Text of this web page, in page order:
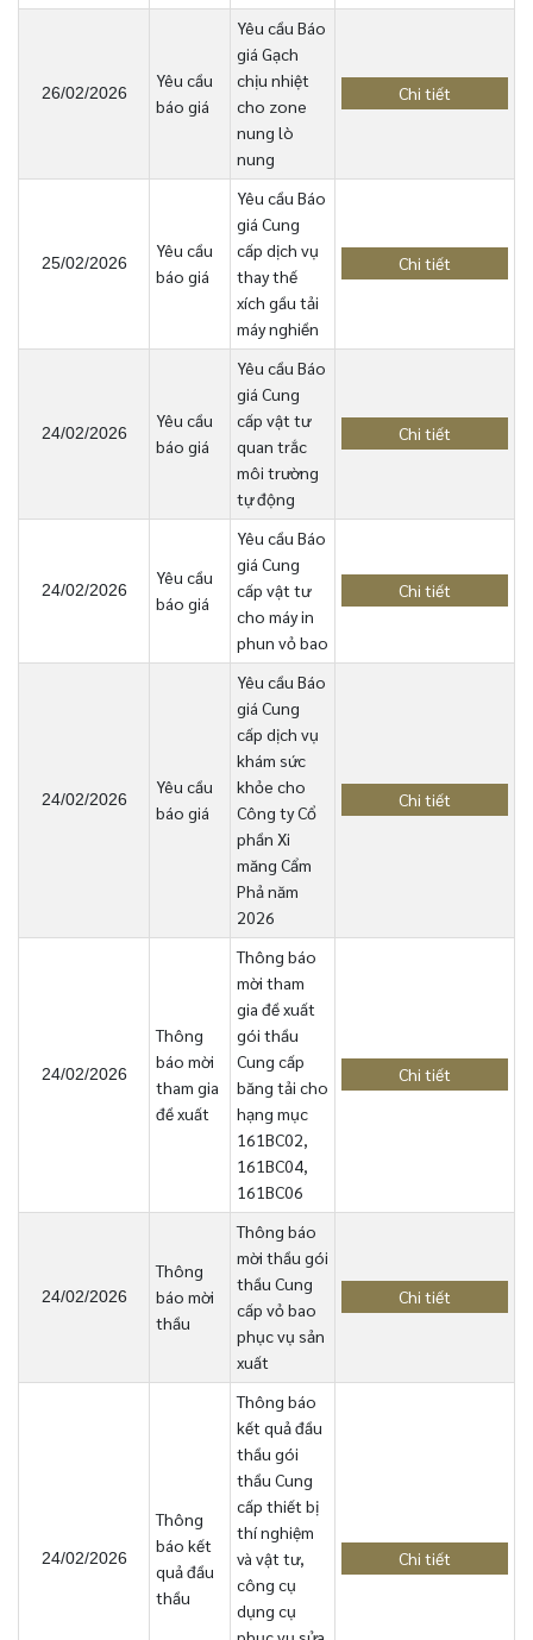
26/02/2026
Yêu cầu
báo giá
Yêu cầu Báo
giá Gạch
chịu nhiệt
cho zone
nung lò
nung
Chi tiết
25/02/2026
Yêu cầu
báo giá
Yêu cầu Báo
giá Cung
cấp dịch vụ
thay thế
xích gầu tải
máy nghiền
Chi tiết
24/02/2026
Yêu cầu
báo giá
Yêu cầu Báo
giá Cung
cấp vật tư
quan trắc
môi trường
tự động
Chi tiết
24/02/2026
Yêu cầu
báo giá
Yêu cầu Báo
giá Cung
cấp vật tư
cho máy in
phun vỏ bao
Chi tiết
24/02/2026
Yêu cầu
báo giá
Yêu cầu Báo
giá Cung
cấp dịch vụ
khám sức
khỏe cho
Công ty Cổ
phần Xi
măng Cẩm
Phả năm
2026
Chi tiết
24/02/2026
Thông
báo mời
tham gia
đề xuất
Thông báo
mời tham
gia đề xuất
gói thầu
Cung cấp
băng tải cho
hạng mục
161BC02,
161BC04,
161BC06
Chi tiết
24/02/2026
Thông
báo mời
thầu
Thông báo
mời thầu gói
thầu Cung
cấp vỏ bao
phục vụ sản
xuất
Chi tiết
24/02/2026
Thông
báo kết
quả đầu
thầu
Thông báo
kết quả đầu
thầu gói
thầu Cung
cấp thiết bị
thí nghiệm
và vật tư,
công cụ
dụng cụ
Chi tiết